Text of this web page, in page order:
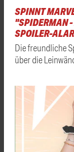
SPINNT
"SPIDERMAN
SPOILER-
Die freundliche
über die